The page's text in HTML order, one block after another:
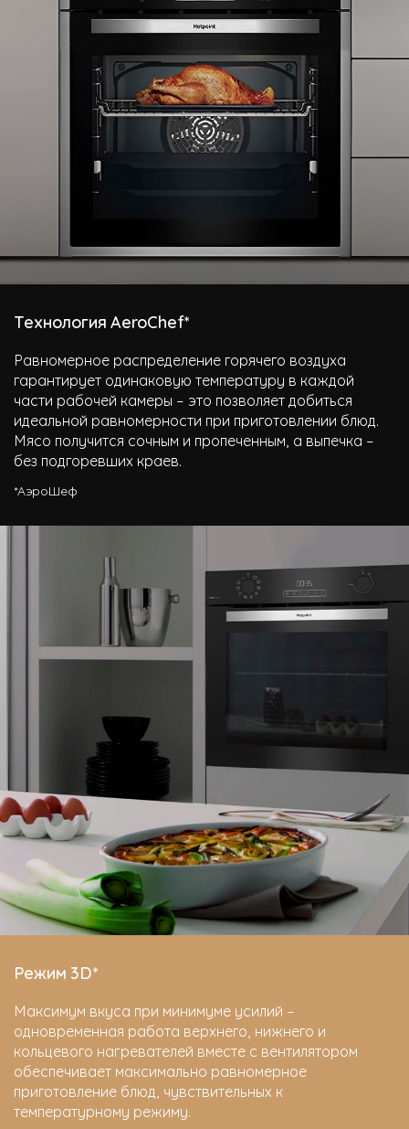
Технология AeroChef*
Равномерное распределение горячего воздуха
гарантирует одинаковую температуру в каждой
части рабочей камеры – это позволяет добиться
идеальной равномерности при приготовлении блюд.
Мясо получится сочным и пропеченным, а выпечка –
без подгоревших краев.
*АэроШеф
Режим 3D*
Максимум вкуса при минимуме усилий –
одновременная работа верхнего, нижнего и
кольцевого нагревателей вместе с вентилятором
обеспечивает максимально равномерное
приготовление блюд, чувствительных к
температурному режиму.